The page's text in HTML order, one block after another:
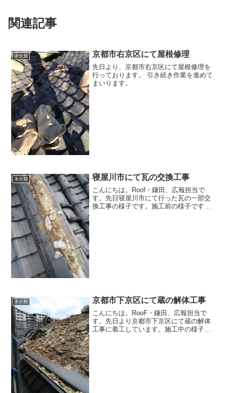
関連記事
未分類 京都市右京区にて屋根修理
先日より、京都市右京区にて屋根修理を
行っております。 引き続き作業を進めて
まいります。
未分類 寝屋川市にて瓦の交換工事
こんにちは。Roof・鎌田、広報担当で
す。先日寝屋川市にて行った瓦の一部交
換工事の様子です。施工前の様子です。
未分類 京都市下京区にて蔵の解体工事
こんにちは。RooF・鎌田、広報担当で
す。先日より京都市下京区にて蔵の解体
工事に着工しています。施工中の様子で